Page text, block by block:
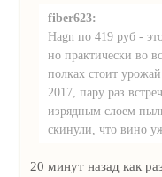
fiber623:
Hagn по 419 руб -
но практически во
полках стоит
2017, пару раз
изрядным слоем
скинули, что вино
20 минут назад как